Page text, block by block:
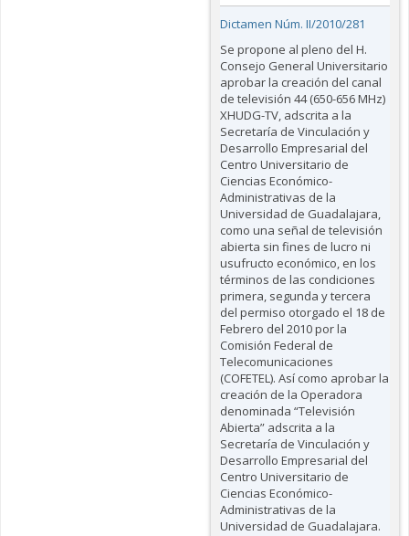
Dictamen Núm. II/2010/281
Se propone al pleno del H.
Consejo General Universitario
aprobar la creación del canal
de televisión 44 (650-656 MHz)
XHUDG-TV, adscrita a la
Secretaría de Vinculación y
Desarrollo Empresarial del
Centro Universitario de
Ciencias Económico-
Administrativas de la
Universidad de Guadalajara,
como una señal de televisión
abierta sin fines de lucro ni
usufructo económico, en los
términos de las condiciones
primera, segunda y tercera
del permiso otorgado el 18 de
Febrero del 2010 por la
Comisión Federal de
Telecomunicaciones
(COFETEL). Así como aprobar la
creación de la Operadora
denominada “Televisión
Abierta” adscrita a la
Secretaría de Vinculación y
Desarrollo Empresarial del
Centro Universitario de
Ciencias Económico-
Administrativas de la
Universidad de Guadalajara.